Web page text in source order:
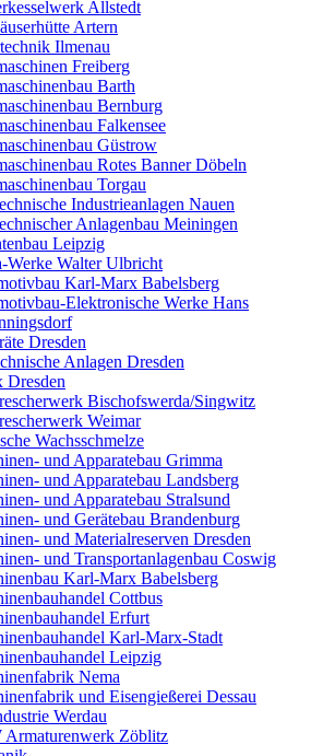
Allstedt
Artern
Ilmenau
Freiberg
Barth
Bernburg
Falkensee
Güstrow
Rotes Banner Döbeln
Torgau
Industrieanlagen Nauen
Anlagenbau Meiningen
Leipzig
Werke Walter Ulbricht
Karl-Marx Babelsberg
Elektronische Werke Hans
Dresden
Anlagen Dresden
Bischofswerda/Singwitz
Weimar
Wachsschmelze
und Apparatebau Grimma
und Apparatebau Landsberg
und Apparatebau Stralsund
und Gerätebau Brandenburg
und Materialreserven Dresden
und Transportanlagenbau Coswig
Karl-Marx Babelsberg
Cottbus
Erfurt
Karl-Marx-Stadt
Leipzig
Nema
und Eisengießerei Dessau
Werdau
Zöblitz